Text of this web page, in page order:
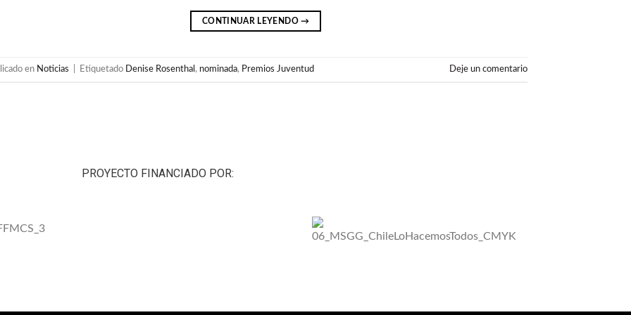
CONTINUAR LEYENDO→
en Noticias Etiquetado Denise Rosenthal , nominada, Premios Juventud Deje un comentario
PROYECTO FINANCIADO POR: